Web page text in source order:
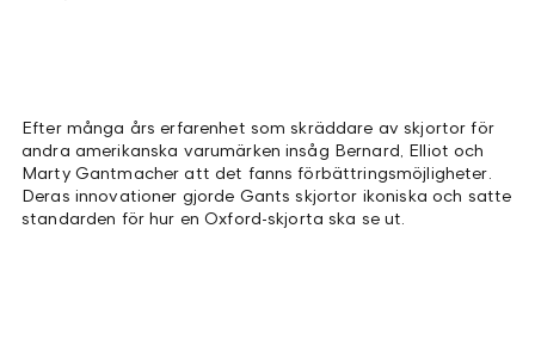
Efter många års erfarenhet som skräddare av skjortor för
andra amerikanska varumärken insåg Bernard, Elliot och
Marty Gantmacher att det fanns förbättringsmöjligheter.
Deras innovationer gjorde Gants skjortor ikoniska och satte
standarden för hur en Oxford-skjorta ska se ut.